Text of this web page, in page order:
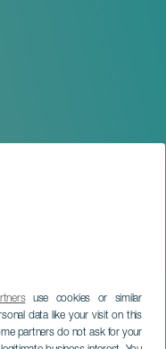
use cookies or similar
data like your visit on this
partners do not ask for your